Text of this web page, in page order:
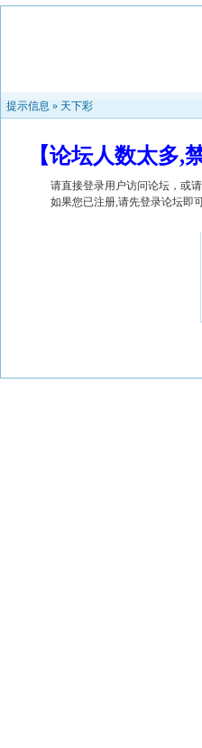
提示信息 » 天下彩
【论坛人数太多
请直接登录用户访问论坛，或请
如果您已注册,请先登录论坛即